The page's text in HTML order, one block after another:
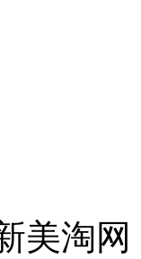
美淘网